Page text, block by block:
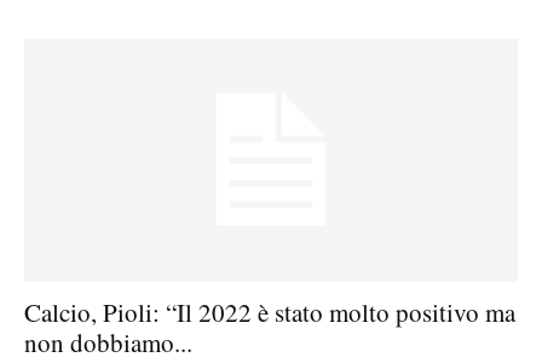
Calcio, Pioli: “Il 2022 è stato molto positivo ma
non dobbiamo...